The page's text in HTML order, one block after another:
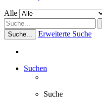
Alle
Suche... Erweiterte Suche
Suchen
Suche